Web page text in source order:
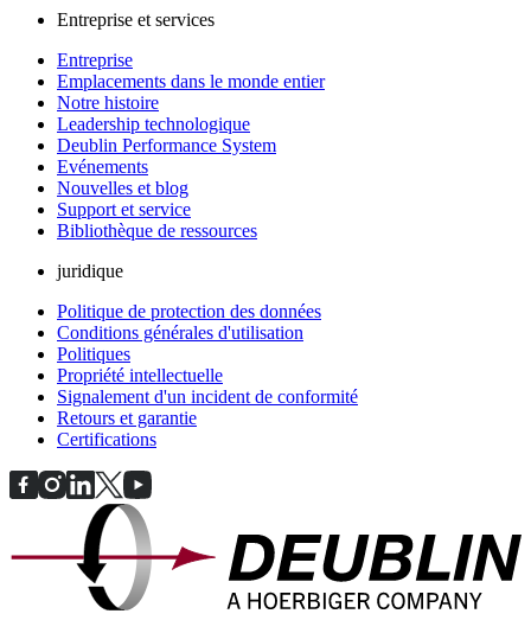
Entreprise et services
Entreprise
Emplacements dans le monde entier
Notre histoire
Leadership technologique
Deublin Performance System
Evénements
Nouvelles et blog
Support et service
Bibliothèque de ressources
juridique
Politique de protection des données
Conditions générales d'utilisation
Politiques
Propriété intellectuelle
Signalement d'un incident de conformité
Retours et garantie
Certifications